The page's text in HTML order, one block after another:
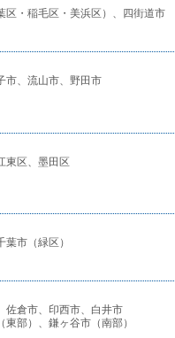
・稲毛区・美浜区）、四街道市
市、流山市、野田市
東区、墨田区
市（緑区）
倉市、印西市、白井市
、鎌ヶ谷市（南部）